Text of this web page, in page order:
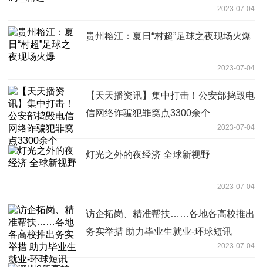
2023-07-04
贵州榕江：夏日“村超”足球之夜现场火爆
2023-07-04
【天天播资讯】集中打击！公安部捣毁电
信网络诈骗犯罪窝点3300余个
2023-07-04
灯光之外的夜经济 全球新视野
2023-07-04
访企拓岗、精准帮扶……各地各高校推出
务实举措 助力毕业生就业-环球短讯
2023-07-04